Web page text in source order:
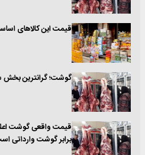
قیمت این کالاهای
گوشت؛ گرانترین بخش
برابر گوشت وارداتی